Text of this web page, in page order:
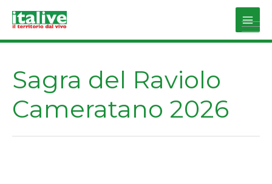
Main
Sagra del Raviolo
Cameratano 2026